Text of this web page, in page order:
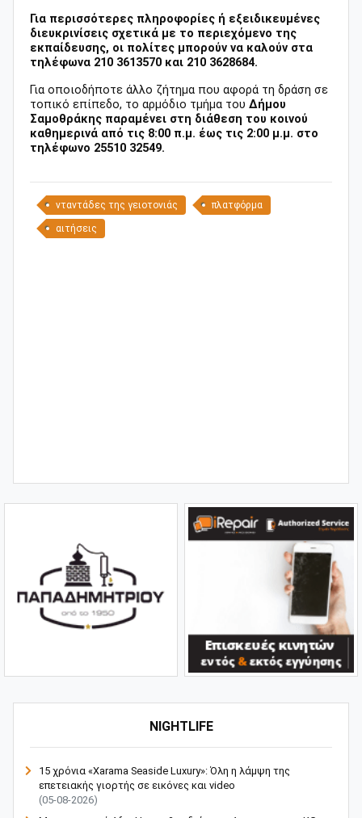
NIGHTLIFE
15 χρόνια «Xarama Seaside Luxury»: Όλη η λάμψη της
επετειακής γιορτής σε εικόνες και video
(05-08-2026)
Για περισσότερες πληροφορίες ή εξειδικευμένες
διευκρινίσεις σχετικά με το περιεχόμενο της
εκπαίδευσης, οι πολίτες μπορούν να καλούν στα
τηλέφωνα 210 3613570 και 210 3628684.
Για οποιοδήποτε άλλο ζήτημα που αφορά τη δράση σε
τοπικό επίπεδο, το αρμόδιο τμήμα του Δήμου
Σαμοθράκης παραμένει στη διάθεση του κοινού
καθημερινά από τις 8:00 π.μ. έως τις 2:00 μ.μ. στο
τηλέφωνο 25510 32549.
νταντάδες της γειοτονιάς πλατφόρμα
αιτήσεις